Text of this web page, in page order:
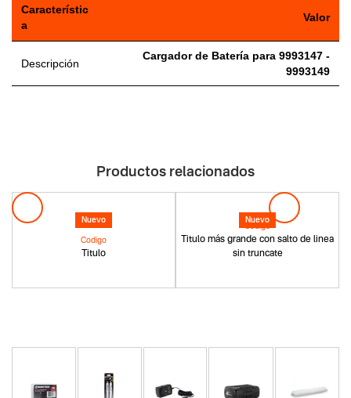
Característic
a
Valor
Descripción
Cargador de Batería para 9993147 -
9993149
Productos relacionados
Nuevo
Titulo
Codigo
Nuevo
Titulo más grande con salto de linea
sin truncate
Codigo